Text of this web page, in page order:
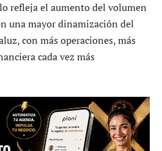
refleja el aumento del volumen
una mayor dinamización del
con más operaciones, más
cada vez más